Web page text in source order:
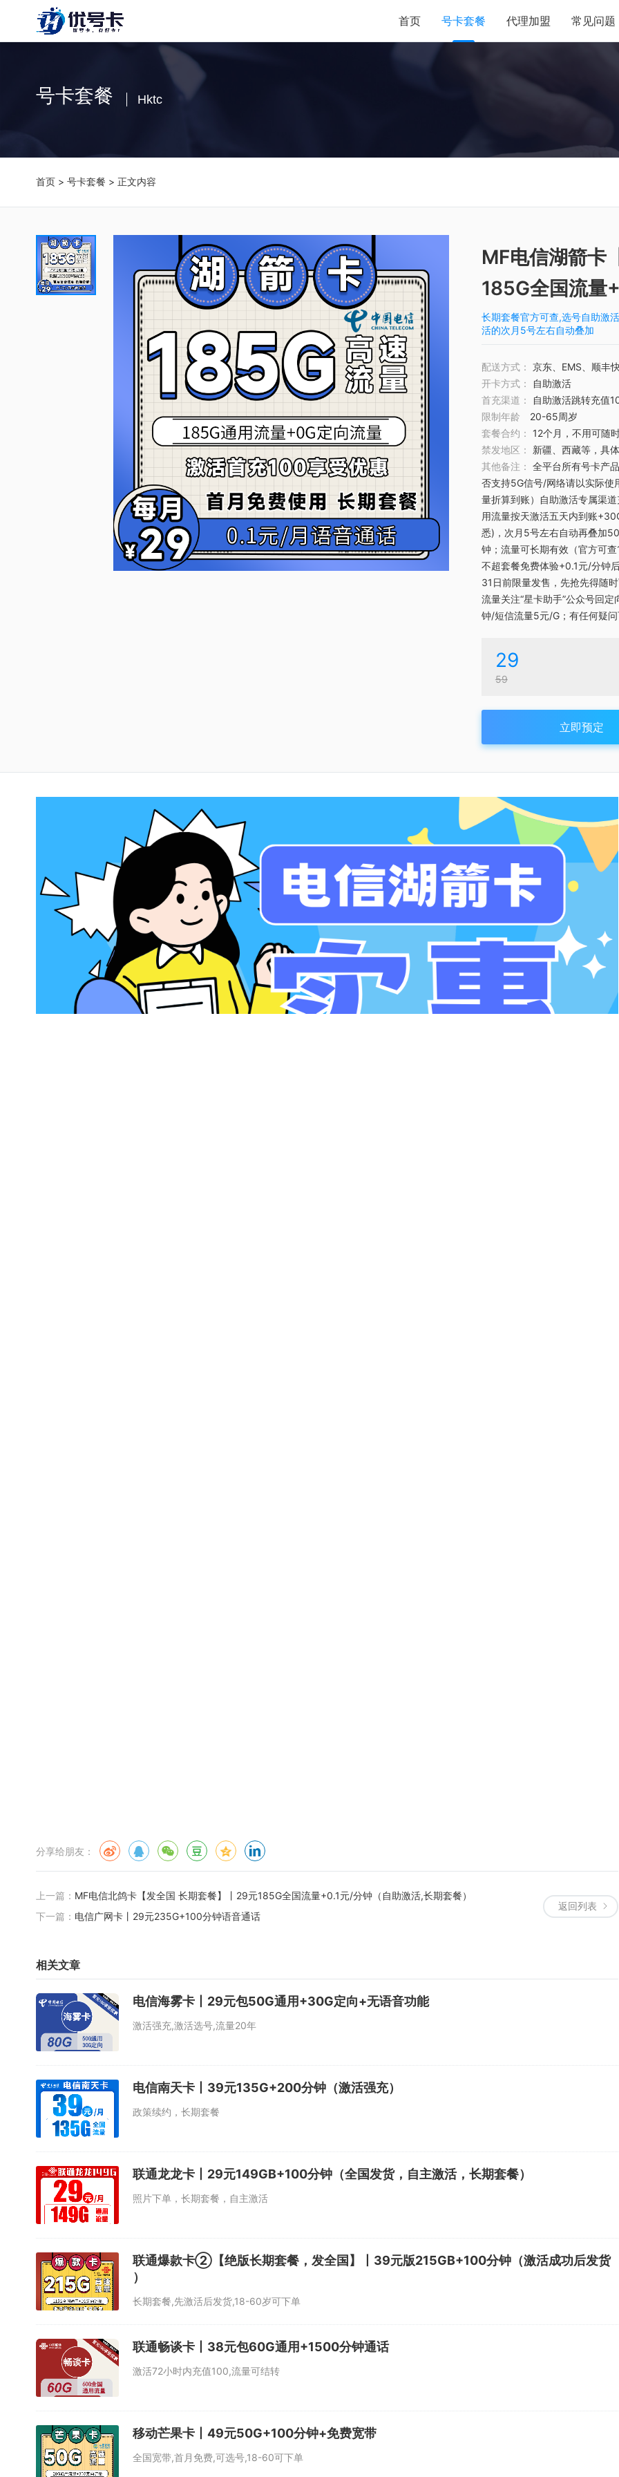
首页 号卡套餐 代理加盟 常见问题
号卡套餐 Hktc
首页 > 号卡套餐 > 正文内容
MF电信湖箭卡
185G全国流量
长期套餐官方可查,选号自助激
活的次月5号左右自动叠加
配送方式： 京东、EMS、顺丰
开卡方式：
自助激活
首充渠道：
自助激活跳转充值
限制年龄
20-65周岁
套餐合约：
12个月，不用可随
禁发地区：
新疆、西藏等，具
其他备注： 全平台所有号卡产
否支持5G信号/网络请以实际使
量折算到账）自助激活专属渠
用流量按天激活五天内到账
悉)，次月5号左右自动再叠加
钟；流量可长期有效（官方可
不超套餐免费体验+0.1元/分钟
31日前限量发售，先抢先得随
流量关注“星卡助手”公众号回
钟/短信流量5元/G；有任何疑
29
59
立即预定
分享给朋友：
返回列表
上一篇： MF电信北鸽卡【发全国 长期套餐】丨29元185G全国流量+0.1元/分钟（自助激活,长期套餐）
下一篇： 电信广网卡丨29元235G+100分钟语音通话
相关文章
电信海雾卡丨29元包50G通用+30G定向+无语音功能
激活强充,激活选号,流量20年
电信南天卡丨39元135G+200分钟（激活强充）
政策续约，长期套餐
联通龙龙卡丨29元149GB+100分钟（全国发货，自主激活，长期套餐）
照片下单，长期套餐，自主激活
联通爆款卡②【绝版长期套餐，发全国】丨39元版215GB+100分钟（激活成功后发货
）
长期套餐,先激活后发货,18-60岁可下单
联通畅谈卡丨38元包60G通用+1500分钟通话
激活72小时内充值100,流量可结转
移动芒果卡丨49元50G+100分钟+免费宽带
全国宽带,首月免费,可选号,18-60可下单